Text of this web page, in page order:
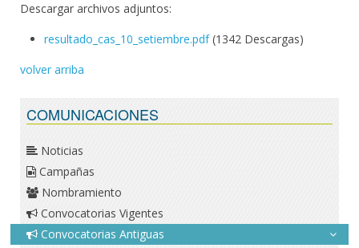
Descargar archivos adjuntos:
resultado_cas_10_setiembre.pdf (1342 Descargas)
volver arriba
COMUNICACIONES
Noticias
Campañas
Nombramiento
Convocatorias Vigentes
Convocatorias Antiguas